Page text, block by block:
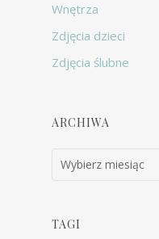
Wnętrza
Zdjęcia dzieci
Zdjęcia ślubne
ARCHIWA
Archiwa
Wybierz miesiąc
TAGI